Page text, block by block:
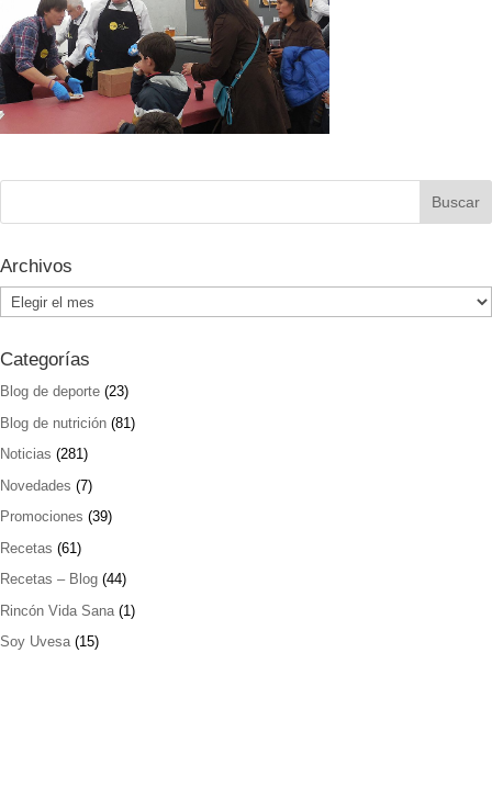
Archivos
Archivos
Categorías
Blog de deporte (23)
Blog de nutrición (81)
Noticias (281)
Novedades (7)
Promociones (39)
Recetas (61)
Recetas – Blog (44)
Rincón Vida Sana (1)
Soy Uvesa(15)